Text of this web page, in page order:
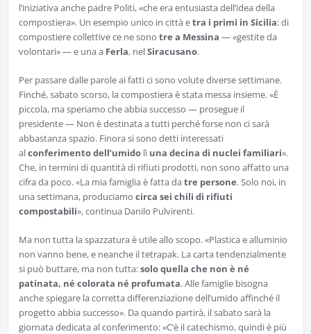
l’iniziativa anche padre Politi, «che era entusiasta dell’idea della
compostiera». Un esempio unico in città etra i primi in Sicilia: di
compostiere collettive ce ne sono tre a Messina — «gestite da
volontari» — e una a Ferla, nelSiracusano.
Per passare dalle parole ai fatti ci sono volute diverse settimane.
Finché, sabato scorso, la compostiera è stata messa insieme. «È
piccola, ma speriamo che abbia successo — prosegue il
presidente — Non è destinata a tutti perché forse non ci sarà
abbastanza spazio. Finora si sono detti interessati
alconferimento dell’umidolì una decina di nuclei familiari».
Che, in termini di quantità di rifiuti prodotti, non sono affatto una
cifra da poco. «La mia famiglia è fatta datre persone. Solo noi, in
una settimana, produciamo circa sei chili di rifiuti
compostabili», continua Danilo Pulvirenti.
Ma non tutta la spazzatura è utile allo scopo. «Plastica e alluminio
non vanno bene, e neanche il tetrapak. La carta tendenzialmente
si può buttare, ma non tutta:solo quella che non è né
patinata, né colorata né profumata. Alle famiglie bisogna
anche spiegare la corretta differenziazione dell’umido affinché il
progetto abbia successo». Da quando partirà, il sabato sarà la
giornata dedicata al conferimento: «C’è il catechismo, quindi è più